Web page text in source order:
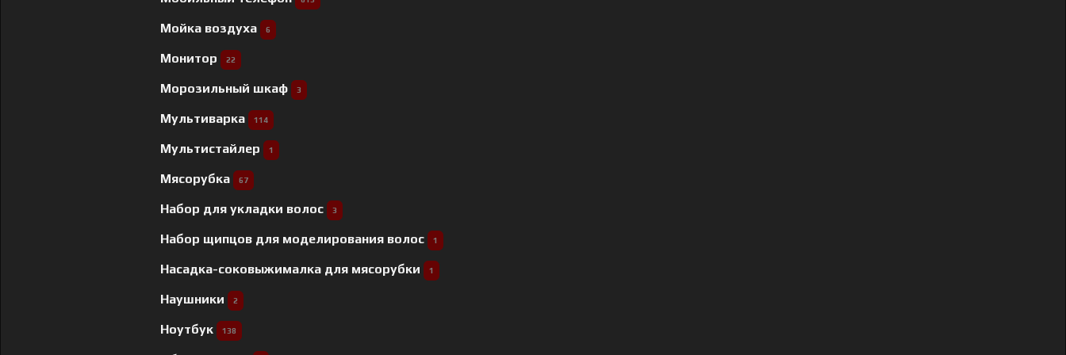
Мойка воздуха 6
Монитор 22
Морозильный шкаф 3
Мультиварка 114
Мультистайлер 1
Мясорубка 67
Набор для укладки волос 3
Набор щипцов для моделирования волос 1
Насадка-соковыжималка для мясорубки 1
Наушники 2
Ноутбук 138